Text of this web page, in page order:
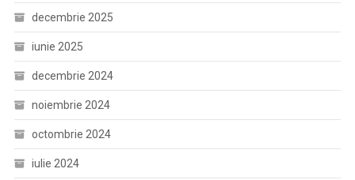
decembrie 2025
iunie 2025
decembrie 2024
noiembrie 2024
octombrie 2024
iulie 2024